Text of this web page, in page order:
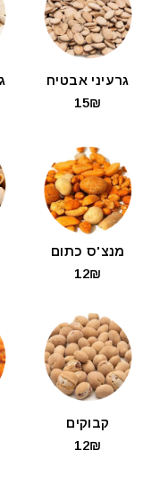
גרעיני אבטיח
15₪
מנצ'ס כתום
12₪
קבוקים
12₪